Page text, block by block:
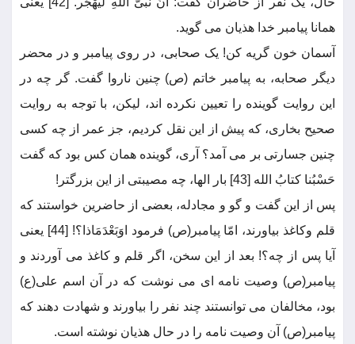
همانا پیامبر خدا هذیان می گوید.
آسمان خون گریه کن! یک صحابی، در روی پیامبر و در محضر
دیگر صحابه، به پیامبر خاتم (ص) چنین ناروا گفت. گر چه در
این روایت گوینده را تعیین نکرده اند، لیکن، با توجه به روایت
صحیح بخاری، که پیش از این نقل کردیم، جز عمر از چه کسی
چنین جسارتی بر می آمد؟ آری، گوینده همان کس بود که گفت
حَسْبُنا کتابُ الله [43] بار الها، چه مصیبتی از این بزرگتر!
پس از این گفت و گو و مجادله، بعضی از حاضرین خواستند که
قلم وکاغذ بیاورند، امّا پیامبر(ص) فرمود اوَبَعْدَمَاذا؟! [44] یعنی
آیا پس از چه؟! بعد از این سخن، اگر قلم و کاغذ می آوردند و
پیامبر(ص) وصیت نامه ای می نوشت که در آن اسم علی(ع)
بود، مخالفان می توانستند چند نفر را بیاورند و شهادت دهند که
پیامبر(ص) آن وصیت نامه را در حال هذیان نوشته است.